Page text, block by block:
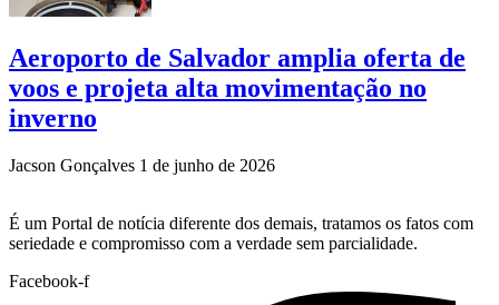
Aeroporto de Salvador amplia oferta de
voos e projeta alta movimentação no
inverno
Jacson Gonçalves 1 de junho de 2026
É um Portal de notícia diferente dos demais, tratamos os fatos com
seriedade e compromisso com a verdade sem parcialidade.
Facebook-f